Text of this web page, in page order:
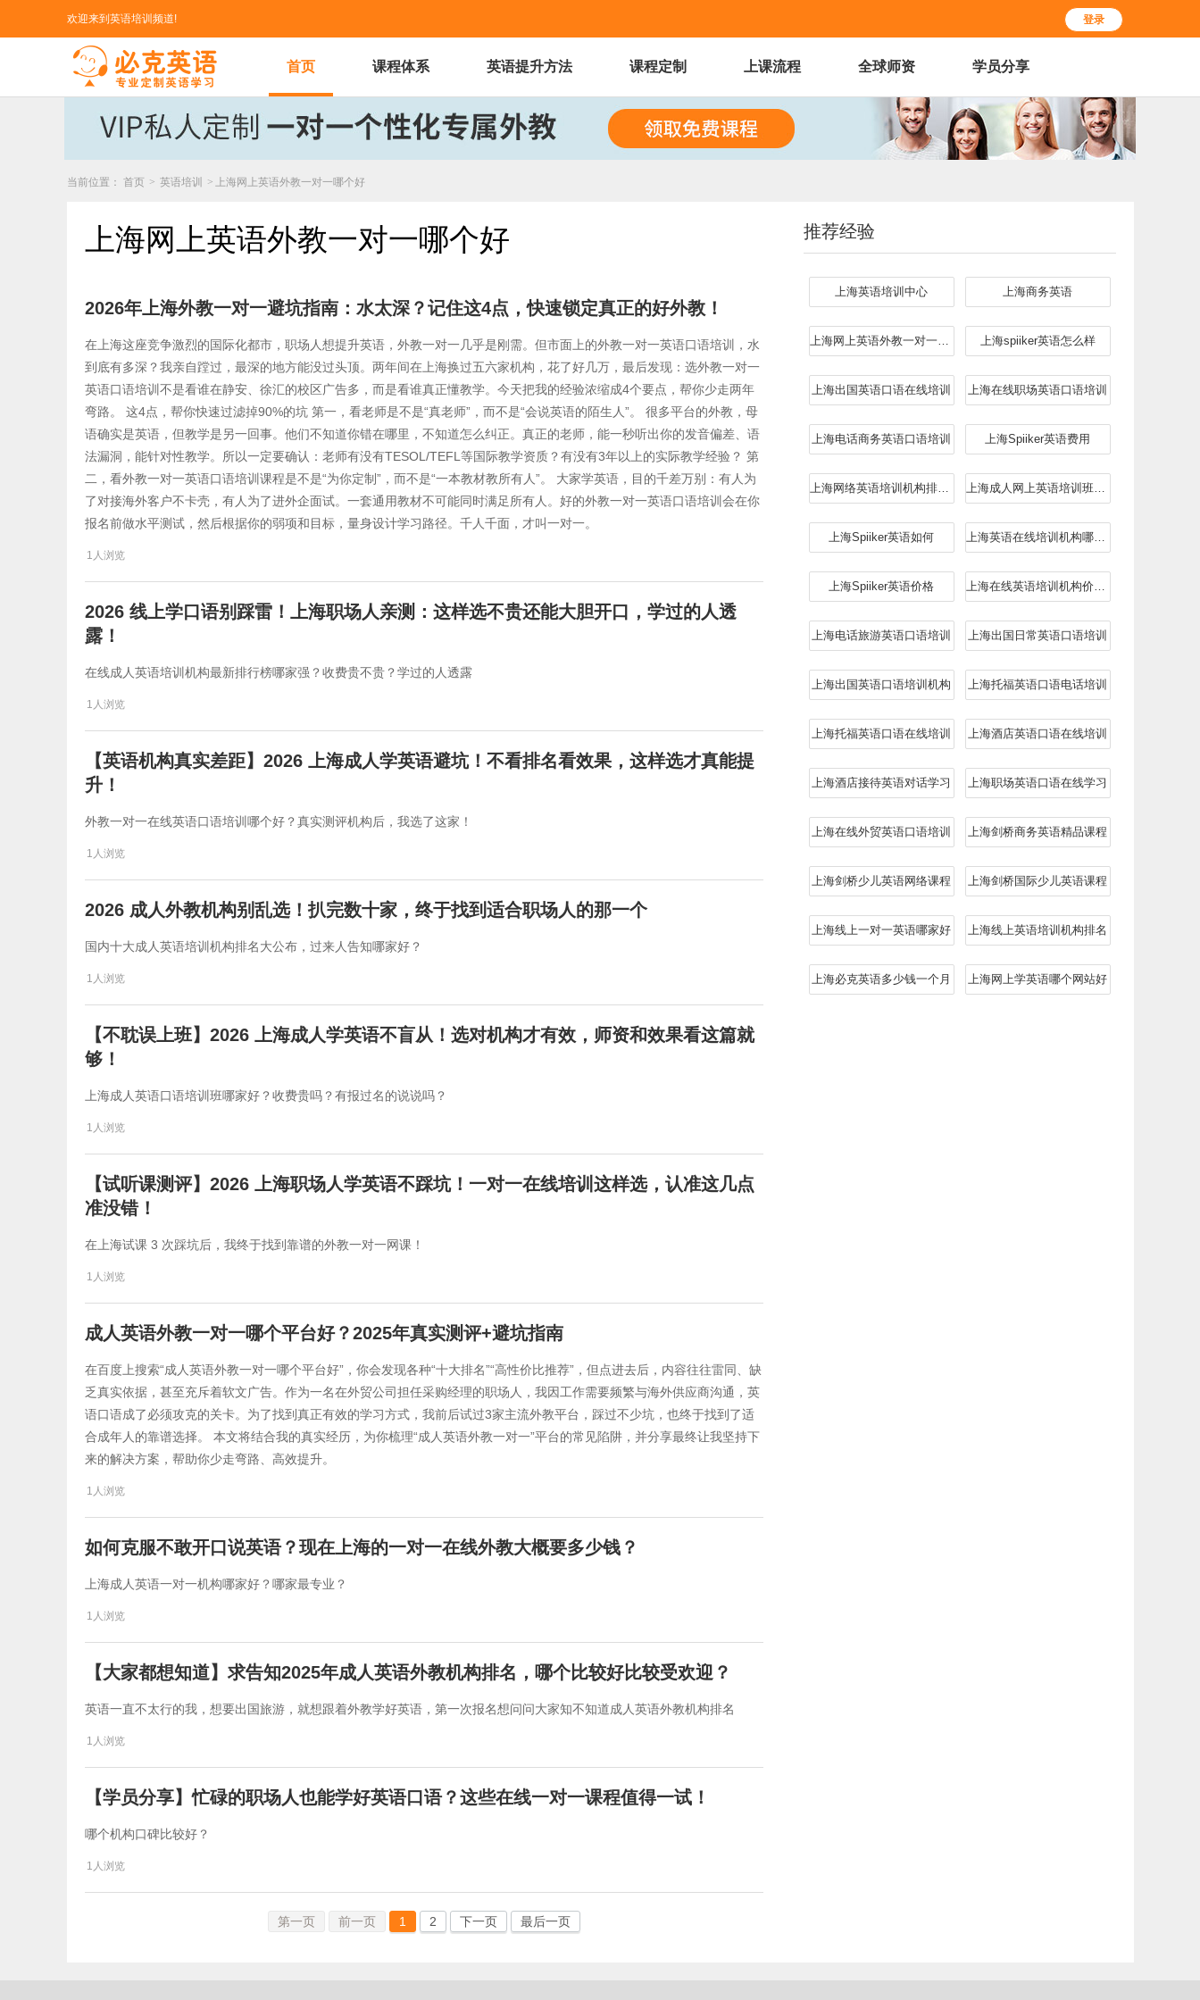
登录
欢迎来到英语培训频道!
首页 课程体系 英语提升方法 课程定制 上课流程 全球师资 学员分享
当前位置： 首页 > 英语培训 > 上海网上英语外教一对一哪个好
上海网上英语外教一对一哪个好
2026年上海外教一对一避坑指南：水太深？记住这4点，快速锁定真正的好外教！
在上海这座竞争激烈的国际化都市，职场人想提升英语，外教一对一几乎是刚需。但市面上的外教一对一英语口语培训，水
到底有多深？我亲自蹚过，最深的地方能没过头顶。两年间在上海换过五六家机构，花了好几万，最后发现：选外教一对一
英语口语培训不是看谁在静安、徐汇的校区广告多，而是看谁真正懂教学。今天把我的经验浓缩成4个要点，帮你少走两年
弯路。 这4点，帮你快速过滤掉90%的坑 第一，看老师是不是“真老师”，而不是“会说英语的陌生人”。 很多平台的外教，母
语确实是英语，但教学是另一回事。他们不知道你错在哪里，不知道怎么纠正。真正的老师，能一秒听出你的发音偏差、语
法漏洞，能针对性教学。所以一定要确认：老师有没有TESOL/TEFL等国际教学资质？有没有3年以上的实际教学经验？ 第
二，看外教一对一英语口语培训课程是不是“为你定制”，而不是“一本教材教所有人”。 大家学英语，目的千差万别：有人为
了对接海外客户不卡壳，有人为了进外企面试。一套通用教材不可能同时满足所有人。好的外教一对一英语口语培训会在你
报名前做水平测试，然后根据你的弱项和目标，量身设计学习路径。千人千面，才叫一对一。
1人浏览
2026 线上学口语别踩雷！上海职场人亲测：这样选不贵还能大胆开口，学过的人透
露！
在线成人英语培训机构最新排行榜哪家强？收费贵不贵？学过的人透露
1人浏览
【英语机构真实差距】2026 上海成人学英语避坑！不看排名看效果，这样选才真能提
升！
外教一对一在线英语口语培训哪个好？真实测评机构后，我选了这家！
1人浏览
2026 成人外教机构别乱选！扒完数十家，终于找到适合职场人的那一个
国内十大成人英语培训机构排名大公布，过来人告知哪家好？
1人浏览
【不耽误上班】2026 上海成人学英语不盲从！选对机构才有效，师资和效果看这篇就
够！
上海成人英语口语培训班哪家好？收费贵吗？有报过名的说说吗？
1人浏览
【试听课测评】2026 上海职场人学英语不踩坑！一对一在线培训这样选，认准这几点
准没错！
在上海试课 3 次踩坑后，我终于找到靠谱的外教一对一网课！
1人浏览
成人英语外教一对一哪个平台好？2025年真实测评+避坑指南
在百度上搜索“成人英语外教一对一哪个平台好”，你会发现各种“十大排名”“高性价比推荐”，但点进去后，内容往往雷同、缺
乏真实依据，甚至充斥着软文广告。作为一名在外贸公司担任采购经理的职场人，我因工作需要频繁与海外供应商沟通，英
语口语成了必须攻克的关卡。为了找到真正有效的学习方式，我前后试过3家主流外教平台，踩过不少坑，也终于找到了适
合成年人的靠谱选择。 本文将结合我的真实经历，为你梳理“成人英语外教一对一”平台的常见陷阱，并分享最终让我坚持下
来的解决方案，帮助你少走弯路、高效提升。
1人浏览
如何克服不敢开口说英语？现在上海的一对一在线外教大概要多少钱？
上海成人英语一对一机构哪家好？哪家最专业？
1人浏览
【大家都想知道】求告知2025年成人英语外教机构排名，哪个比较好比较受欢迎？
英语一直不太行的我，想要出国旅游，就想跟着外教学好英语，第一次报名想问问大家知不知道成人英语外教机构排名
1人浏览
【学员分享】忙碌的职场人也能学好英语口语？这些在线一对一课程值得一试！
哪个机构口碑比较好？
1人浏览
第一页 前一页 1 2 下一页 最后一页
推荐经验
上海英语培训中心 上海商务英语
上海网上英语外教一对一哪个好 上海spiiker英语怎么样
上海出国英语口语在线培训 上海在线职场英语口语培训
上海电话商务英语口语培训 上海Spiiker英语费用
上海网络英语培训机构排行榜 上海成人网上英语培训班排名
上海Spiiker英语如何 上海英语在线培训机构哪个好
上海Spiiker英语价格 上海在线英语培训机构价目表
上海电话旅游英语口语培训 上海出国日常英语口语培训
上海出国英语口语培训机构 上海托福英语口语电话培训
上海托福英语口语在线培训 上海酒店英语口语在线培训
上海酒店接待英语对话学习 上海职场英语口语在线学习
上海在线外贸英语口语培训 上海剑桥商务英语精品课程
上海剑桥少儿英语网络课程 上海剑桥国际少儿英语课程
上海线上一对一英语哪家好 上海线上英语培训机构排名
上海必克英语多少钱一个月 上海网上学英语哪个网站好